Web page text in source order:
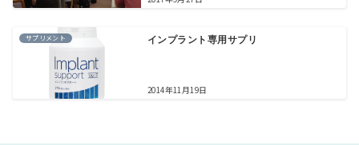
サプリメント インプラント専用サプリ
2014年11月19日